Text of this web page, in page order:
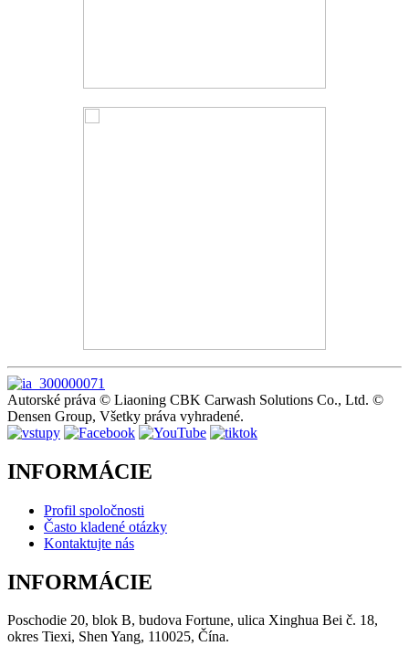
Autorské práva © Liaoning CBK Carwash Solutions Co., Ltd. ©
Densen Group, Všetky práva vyhradené.
INFORMÁCIE
Profil spoločnosti
Často kladené otázky
Kontaktujte nás
INFORMÁCIE
Poschodie 20, blok B, budova Fortune, ulica Xinghua Bei č. 18,
okres Tiexi, Shen Yang, 110025, Čína.